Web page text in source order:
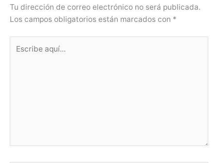
Tu dirección de correo electrónico no será publicada.
Los campos obligatorios están marcados con *
aquí...